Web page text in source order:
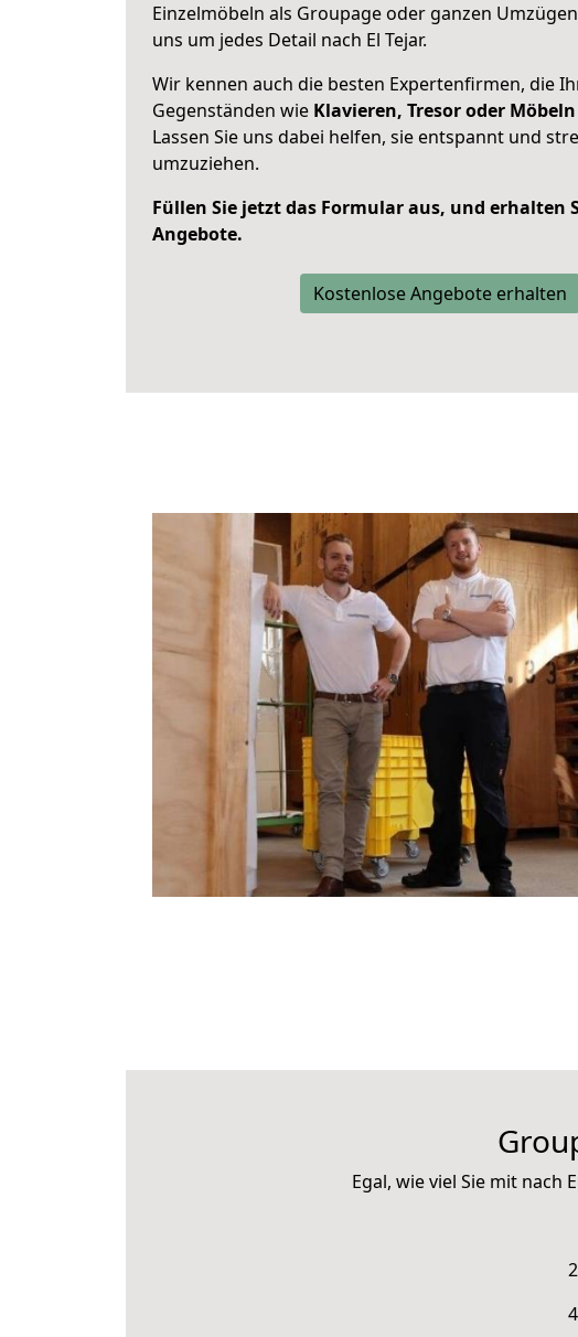
Einzelmöbeln als Groupage oder ganzen
uns um jedes Detail nach El Tejar.
Wir kennen auch die besten Expertenfirmen, die
Gegenständen wie Klavieren, Tresor oder Möbeln
Lassen Sie uns dabei helfen, sie entspannt und
umzuziehen.
Füllen Sie jetzt das Formular aus, und erhalten
Angebote.
Kostenlose Angebote erhalten
Egal, wie viel Sie mit nach